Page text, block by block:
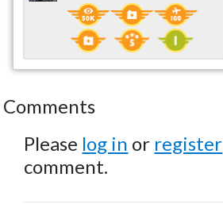
Comments
Please log in or register
comment.